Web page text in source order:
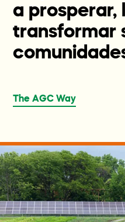
a prosperar,
transformar
The AGC Way